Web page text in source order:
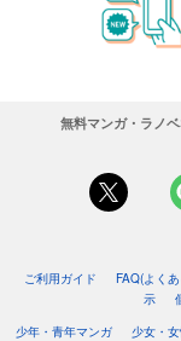
無料マンガ・ラノ
ご利用ガイド FAQ(よく
示
少年・青年マンガ
少女・